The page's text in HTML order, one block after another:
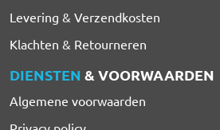
Levering & Verzendkosten
Klachten & Retourneren
DIENSTEN & VOORWAARDEN
Algemene voorwaarden